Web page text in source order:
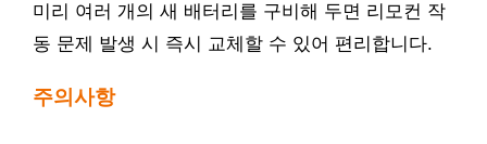
미리 여러 개의 새 배터리를 구비해 두면 리모컨 작
동 문제 발생 시 즉시 교체할 수 있어 편리합니다.
주의사항